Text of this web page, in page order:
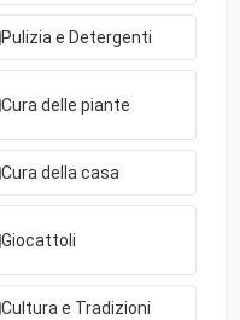
Pulizia e Detergenti
Cura delle piante
Cura della casa
Giocattoli
Cultura e Tradizioni